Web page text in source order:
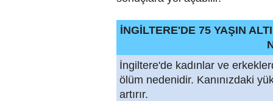
İNGİLTERE'DE 75 YAŞIN
İngiltere'de kadınlar ve
ölüm nedenidir. Kanınızdaki
artırır.